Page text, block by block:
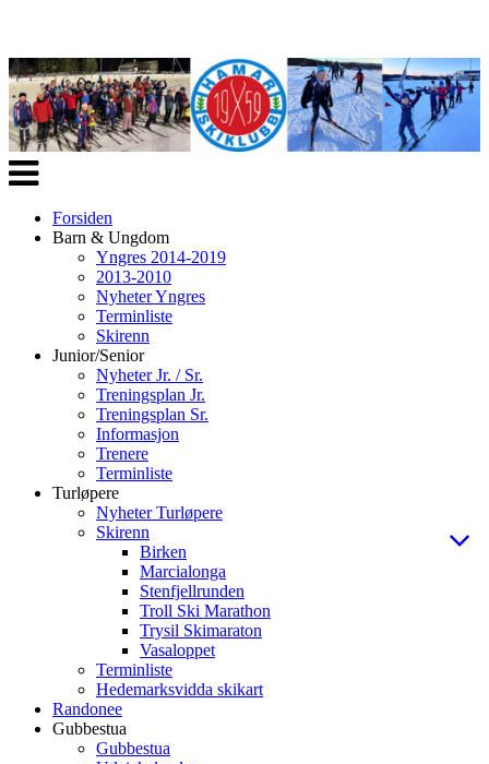
Veksle
navigasjon
Forsiden
Barn & Ungdom
Yngres 2014-2019
2013-2010
Nyheter Yngres
Terminliste
Skirenn
Junior/Senior
Nyheter Jr. / Sr.
Treningsplan Jr.
Treningsplan Sr.
Informasjon
Trenere
Terminliste
Turløpere
Nyheter Turløpere
Skirenn
Birken
Marcialonga
Stenfjellrunden
Troll Ski Marathon
Trysil Skimaraton
Vasaloppet
Terminliste
Hedemarksvidda skikart
Randonee
Gubbestua
Gubbestua